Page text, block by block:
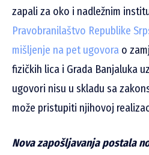
zapali za oko i nadležnim
Pravobranilaštvo Republike
mišljenje na pet ugovora o
fizičkih lica i Grada Banjaluka
ugovori nisu u skladu sa
može pristupiti njihovoj
Nova zapošljavanja postala